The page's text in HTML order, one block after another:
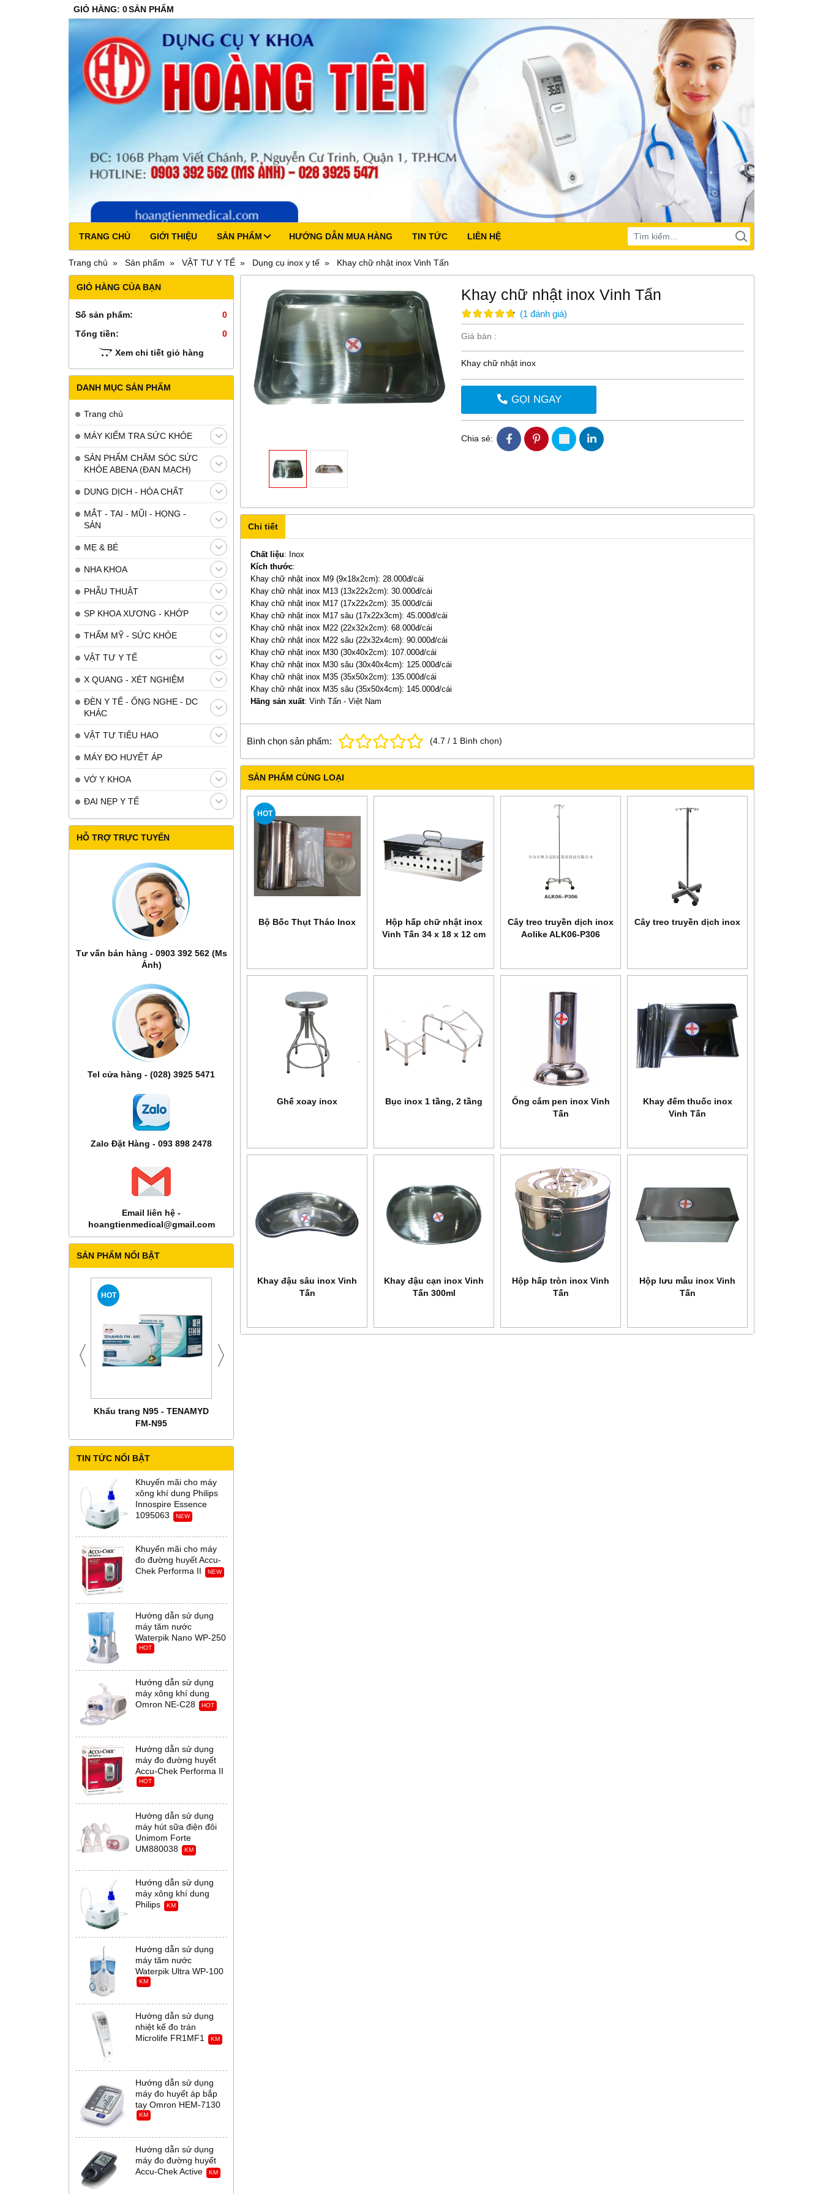
GIỎ HÀNG: 0SẢN PHẨM
TRANG CHỦ GIỚI THIỆU SẢN PHẨM HƯỚNG DẪN MUA HÀNG TIN TỨC LIÊN HỆ
Trang chủ Sản phẩm VẬT TƯ Y TẾ Dụng cụ inox y tế Khay chữ nhật inox Vinh Tấn
GIỎ HÀNG CỦA BẠN
Số sản phẩm:
0
Tổng tiền:
0
Xem chi tiết giỏ hàng
DANH MỤC SẢN PHẨM
Trang chủ
MÁY KIỂM TRA SỨC KHỎE
SẢN PHẨM CHĂM SÓC SỨC
KHỎE ABENA (ĐAN MẠCH)
DUNG DỊCH - HÓA CHẤT
MẮT - TAI - MŨI - HỌNG -
SẢN
MẸ & BÉ
NHA KHOA
PHẪU THUẬT
SP KHOA XƯƠNG - KHỚP
THẨM MỸ - SỨC KHỎE
VẬT TƯ Y TẾ
X QUANG - XÉT NGHIỆM
ĐÈN Y TẾ - ỐNG NGHE - DC
KHÁC
VẬT TƯ TIÊU HAO
MÁY ĐO HUYẾT ÁP
VỚ Y KHOA
ĐAI NẸP Y TẾ
HỖ TRỢ TRỰC TUYẾN
Tư vấn bán hàng - 0903 392 562 (Ms
Ảnh)
Tel cửa hàng - (028) 3925 5471
Zalo Đặt Hàng - 093 898 2478
Email liên hệ -
hoangtienmedical@gmail.com
SẢN PHẨM NỔI BẬT
HOT
Khẩu trang N95 - TENAMYD
FM-N95
TIN TỨC NỔI BẬT
Khuyến mãi cho máy
xông khí dung Philips
Innospire Essence
1095063
NEW
Khuyến mãi cho máy
đo đường huyết Accu-
Chek Performa II
NEW
Hướng dẫn sử dụng
máy tăm nước
Waterpik Nano WP-250
HOT
Hướng dẫn sử dụng
máy xông khí dung
Omron NE-C28
HOT
Hướng dẫn sử dụng
máy đo đường huyết
Accu-Chek Performa II
HOT
Hướng dẫn sử dụng
máy hút sữa điện đôi
Unimom Forte
UM880038
KM
Hướng dẫn sử dụng
máy xông khí dung
Philips
KM
Hướng dẫn sử dụng
máy tăm nước
Waterpik Ultra WP-100
KM
Hướng dẫn sử dụng
nhiệt kế đo trán
Microlife FR1MF1
KM
Hướng dẫn sử dụng
máy đo huyết áp bắp
tay Omron HEM-7130
KM
Hướng dẫn sử dụng
máy đo đường huyết
Accu-Chek Active
KM
Khay chữ nhật inox Vinh Tấn
(1đánh giá)
Giá bán :
Khay chữ nhật inox
GỌI NGAY
Chia sẻ:
Chi tiết
Chất liệu: Inox
Kích thước:
Khay chữ nhật inox M9 (9x18x2cm): 28.000đ/cái
Khay chữ nhật inox M13 (13x22x2cm): 30.000đ/cái
Khay chữ nhật inox M17 (17x22x2cm): 35.000đ/cái
Khay chữ nhật inox M17 sâu (17x22x3cm): 45.000đ/cái
Khay chữ nhật inox M22 (22x32x2cm): 68.000đ/cái
Khay chữ nhật inox M22 sâu (22x32x4cm): 90.000đ/cái
Khay chữ nhật inox M30 (30x40x2cm): 107.000đ/cái
Khay chữ nhật inox M30 sâu (30x40x4cm): 125.000đ/cái
Khay chữ nhật inox M35 (35x50x2cm): 135.000đ/cái
Khay chữ nhật inox M35 sâu (35x50x4cm): 145.000đ/cái
Hãng sản xuất: Vinh Tấn - Việt Nam
Bình chọn sản phẩm: (4.7 / 1 Bình chọn)
SẢN PHẨM CÙNG LOẠI
HOT
Bộ Bốc Thụt Tháo Inox
Hộp hấp chữ nhật inox
Vinh Tấn 34 x 18 x 12 cm
Cây treo truyền dịch inox
Aolike ALK06-P306
Cây treo truyền dịch inox
Ghế xoay inox Bục inox 1 tầng, 2 tầng
Ống cắm pen inox Vinh
Tấn
Khay đếm thuốc inox
Vinh Tấn
Khay đậu sâu inox Vinh
Tấn
Khay đậu cạn inox Vinh
Tấn 300ml
Hộp hấp tròn inox Vinh
Tấn
Hộp lưu mẫu inox Vinh
Tấn